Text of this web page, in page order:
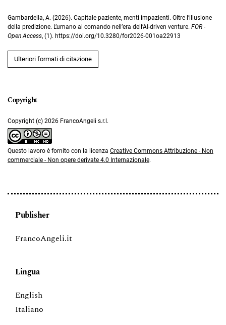
Gambardella, A. (2026). Capitale paziente, menti impazienti. Oltre l’illusione
della predizione. L’umano al comando nell’era dell’AI-driven venture. FOR -
Open Access, (1). https://doi.org/10.3280/for2026-001oa22913
Ulteriori formati di citazione
Copyright (c) 2026 FrancoAngeli s.r.l.
Questo lavoro è fornito con la licenza Creative Commons Attribuzione - Non
commerciale - Non opere derivate 4.0 Internazionale.
Publisher
FrancoAngeli.it
Lingua
English
Italiano